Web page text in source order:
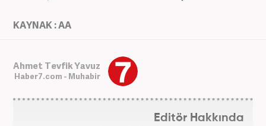
KAYNAK : AA
Ahmet Tevfik Yavuz
Haber7.com - Muhabir
Editör Hakkında